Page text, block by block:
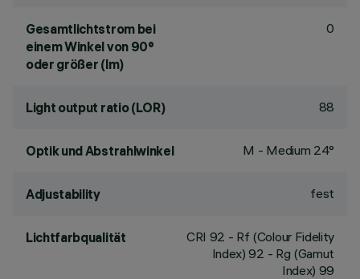
Gesamtlichtstrom bei
einem Winkel von 90°
oder größer (lm)
0
Light output ratio (LOR) 88
Optik und Abstrahlwinkel M - Medium 24°
Adjustability fest
Lichtfarbqualität CRI 92 - Rf (Colour Fidelity
Index) 92 - Rg (Gamut
Index) 99